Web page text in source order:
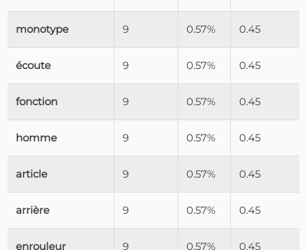
monotype 9 0.57% 0.45
écoute 9 0.57% 0.45
fonction 9 0.57% 0.45
homme 9 0.57% 0.45
article 9 0.57% 0.45
arrière 9 0.57% 0.45
enrouleur 9 0.57% 0.45